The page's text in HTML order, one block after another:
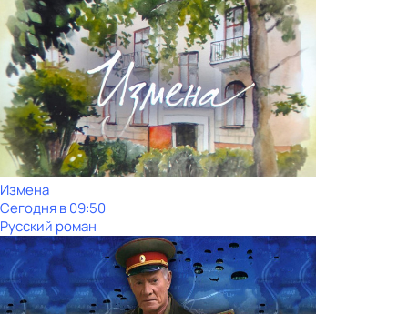
Измена
Сегодня в 09:50
Русский роман